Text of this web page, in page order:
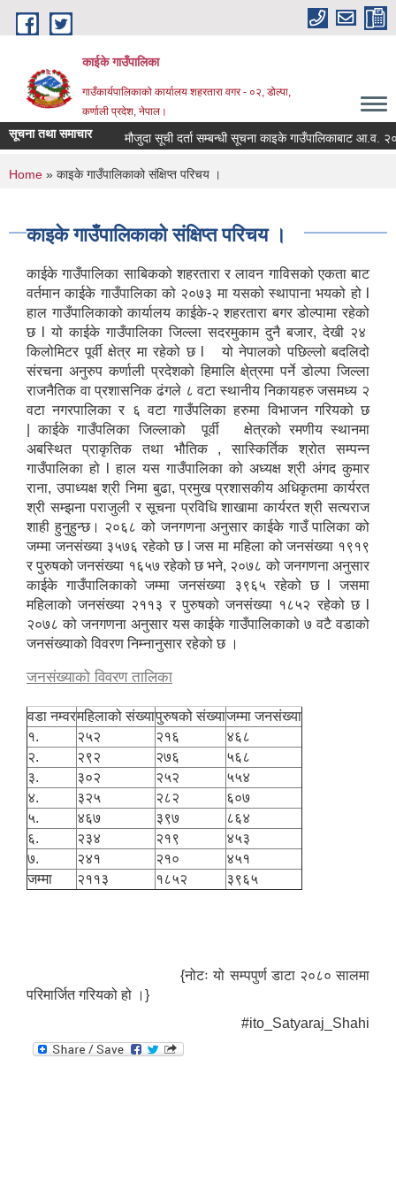
Skip to main content
काईके गाउँपालिका
गाउँकार्यपालिकाको कार्यालय शहरतारा वगर - ०२, डोल्पा,
कर्णाली प्रदेश, नेपाल।
सूचना तथा समाचार मौजुदा सूची दर्ता सम्बन्धी सूचना काइके गाउँपालिकाबाट आ.व.
You are here
Home » काइके गाउँपालिकाको संक्षिप्त परिचय ।
काइके गाउँपालिकाको संक्षिप्त परिचय ।
काईके गाउँपालिका साबिकको शहरतारा र लावन गाविसको एकता बाट
वर्तमान काईके गाउँपालिका को २०७३ मा यसको स्थापाना भयको हो l
हाल गाउँपालिकाको कार्यालय काईके-२ शहरतारा बगर डोल्पामा रहेको
छ l यो काईके गाउँपालिका जिल्ला सदरमुकाम दुनै बजार, देखी २४
किलोमिटर पूर्वी क्षेत्र मा रहेको छ l यो नेपालको पछिल्लो बदलिदो
संरचना अनुरुप कर्णाली प्रदेशको हिमालि क्षे्त्रमा पर्ने डोल्पा जिल्ला
राजनैतिक वा प्रशासनिक ढंगले ८ वटा स्थानीय निकायहरु जसमध्य २
वटा नगरपालिका र ६ वटा गाउँपलिका हरुमा विभाजन गरियको छ
| काईके गाउँपलिका जिल्लाको पूर्वी क्षेत्रको रमणीय स्थानमा
अबस्थित प्राकृतिक तथा भौतिक , सास्किर्तिक श्रोत सम्पन्न
गाउँपालिका हो l हाल यस गाउँपालिका को अध्यक्ष श्री अंगद कुमार
राना, उपाध्यक्ष श्री निमा बुढा, प्रमुख प्रशासकीय अधिकृतमा कार्यरत
श्री सम्झना पराजुली र सूचना प्रविधि शाखामा कार्यरत श्री सत्यराज
शाही हुनुहुन्छ। २०६८ को जनगणना अनुसार काईके गाउँ पालिका को
जम्मा जनसंख्या ३५७६ रहेको छ l जस मा महिला को जनसंख्या १९१९
र पुरुषको जनसंख्या १६५७ रहेको छ भने, २०७८ को जनगणना अनुसार
काईके गाउँपालिकाको जम्मा जनसंख्या ३९६५ रहेको छ l जसमा
महिलाको जनसंख्या २११३ र पुरुषको जनसंख्या १८५२ रहेको छ l
२०७८ को जनगणना अनुसार यस काईके गाउँपालिकाको ७ वटै वडाको
जनसंख्याको विवरण निम्नानुसार रहेको छ ।
जनसंख्याको विवरण तालिका
वडा नम्वरमहिलाको संख्यापुरुषको संख्याजम्मा जनसंख्या
१.
२५२ २१६
४६८
२.
२९२ २७६
५६८
३.
३०२ २५२
५५४
४.
३२५ २८२
६०७
५.
४६७ ३९७
८६४
६.
२३४ २१९
४५३
७.
२४१ २१०
४५१
जम्मा
२११३ १८५२ ३९६५
{नोटः यो सम्पपुर्ण डाटा २०८० सालमा
परिमार्जित गरियको हो ।}
#ito_Satyaraj_Shahi